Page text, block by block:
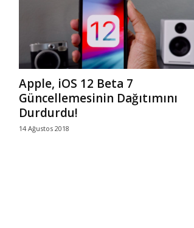
Apple, iOS 12 Beta 7
Güncellemesinin Dağıtımını
Durdurdu!
14 Ağustos 2018